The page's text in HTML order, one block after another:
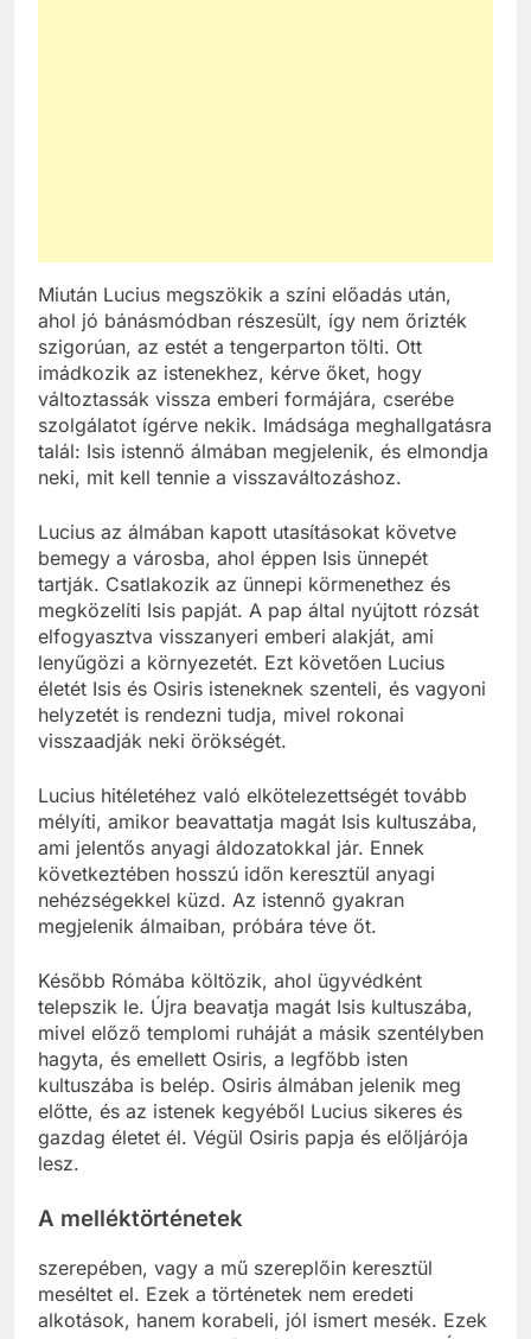
Miután Lucius megszökik a színi előadás után,
ahol jó bánásmódban részesült, így nem őrizték
szigorúan, az estét a tengerparton tölti. Ott
imádkozik az istenekhez, kérve őket, hogy
változtassák vissza emberi formájára, cserébe
szolgálatot ígérve nekik. Imádsága meghallgatásra
talál: Isis istennő álmában megjelenik, és elmondja
neki, mit kell tennie a visszaváltozáshoz.
Lucius az álmában kapott utasításokat követve
bemegy a városba, ahol éppen Isis ünnepét
tartják. Csatlakozik az ünnepi körmenethez és
megközelíti Isis papját. A pap által nyújtott rózsát
elfogyasztva visszanyeri emberi alakját, ami
lenyűgözi a környezetét. Ezt követően Lucius
életét Isis és Osiris isteneknek szenteli, és vagyoni
helyzetét is rendezni tudja, mivel rokonai
visszaadják neki örökségét.
Lucius hitéletéhez való elkötelezettségét tovább
mélyíti, amikor beavattatja magát Isis kultuszába,
ami jelentős anyagi áldozatokkal jár. Ennek
következtében hosszú időn keresztül anyagi
nehézségekkel küzd. Az istennő gyakran
megjelenik álmaiban, próbára téve őt.
Később Rómába költözik, ahol ügyvédként
telepszik le. Újra beavatja magát Isis kultuszába,
mivel előző templomi ruháját a másik szentélyben
hagyta, és emellett Osiris, a legfőbb isten
kultuszába is belép. Osiris álmában jelenik meg
előtte, és az istenek kegyéből Lucius sikeres és
gazdag életet él. Végül Osiris papja és előljárója
lesz.
A melléktörténetek
szerepében, vagy a mű szereplőin keresztül
meséltet el. Ezek a történetek nem eredeti
alkotások, hanem korabeli, jól ismert mesék. Ezek